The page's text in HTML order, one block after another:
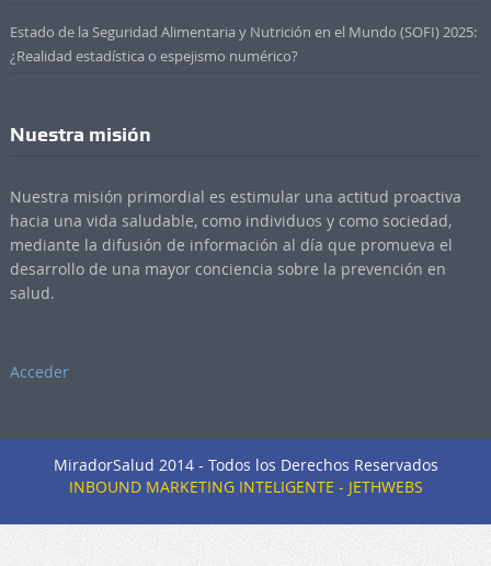
Estado de la Seguridad Alimentaria y Nutrición en el Mundo (SOFI) 2025:
¿Realidad estadística o espejismo numérico?
Nuestra misión
Nuestra misión primordial es estimular una actitud proactiva
hacia una vida saludable, como individuos y como sociedad,
mediante la difusión de información al día que promueva el
desarrollo de una mayor conciencia sobre la prevención en
salud.
Acceder
MiradorSalud 2014 - Todos los Derechos Reservados
INBOUND MARKETING INTELIGENTE - JETHWEBS